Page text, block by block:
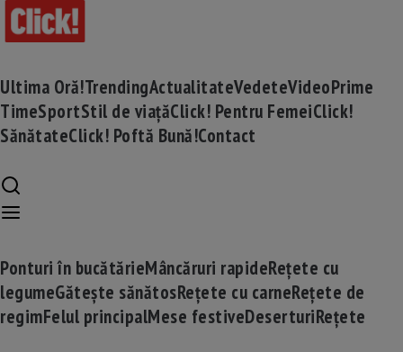
Ultima Oră!TrendingActualitateVedeteVideoPrime
TimeSportStil de viațăClick! Pentru FemeiClick!
SănătateClick! Poftă Bună!Contact
Ponturi în bucătărieMâncăruri rapideRețete cu
legumeGătește sănătosRețete cu carneRețete de
regimFelul principalMese festiveDeserturiRețete